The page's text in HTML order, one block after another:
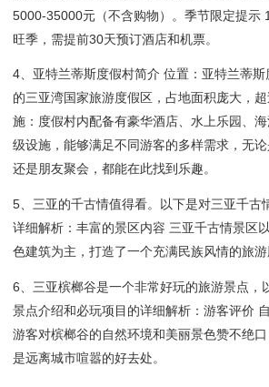
5000-35000元（不含购物）。季节限定提示
旺季，需提前30天预订酒店和机票。
4、亚特兰蒂斯度假村简介 位置：亚特兰蒂
的三亚湾国家旅游度假区，占地面积庞大，
施：度假村内配备有豪华酒店、水上乐园、
级设施，能够满足不同游客的多样需求，无
还是朋友聚会，都能在此找到乐趣。
5、三亚的千古情值得看。以下是对三亚千古
详细解析：丰富的景区内容 三亚千古情景区
色建筑为主，打造了一个充满民族风情的旅游
6、三亚槟榔谷是一个非常好玩的旅游景点，
景点介绍和必玩项目的详细解析：游客评价
游客对槟榔谷的自然环境和美丽景色赞不绝口
是远离城市喧嚣的好去处。